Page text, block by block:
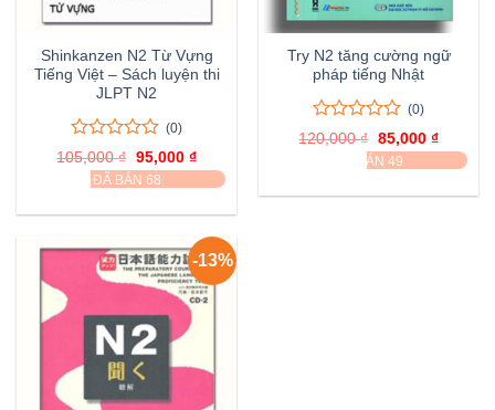
Shinkanzen N2 Từ Vựng
Tiếng Việt – Sách luyện thi
JLPT N2
0
trên
0
(0)
105,000₫ Giá
gốc
là:
95,000 ₫Giá
hiện
tại
95,000 ₫.
ĐÃ BÁN 68
Try N2 tăng cường ngữ
pháp tiếng Nhật
0
trên
0
(0)
120,000₫ Giá
gốc
là:
85,000 ₫Giá
hiện
tại
85,000
ĐÃ BÁN 49
-13%